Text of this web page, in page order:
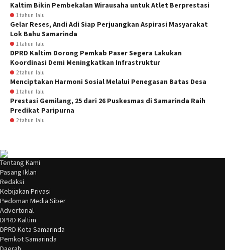
Kaltim Bikin Pembekalan Wirausaha untuk Atlet Berprestasi
1 tahun lalu
Gelar Reses, Andi Adi Siap Perjuangkan Aspirasi Masyarakat
Lok Bahu Samarinda
1 tahun lalu
DPRD Kaltim Dorong Pemkab Paser Segera Lakukan
Koordinasi Demi Meningkatkan Infrastruktur
2 tahun lalu
Menciptakan Harmoni Sosial Melalui Penegasan Batas Desa
1 tahun lalu
Prestasi Gemilang, 25 dari 26 Puskesmas di Samarinda Raih
Predikat Paripurna
2 tahun lalu
Tentang Kami
Pasang Iklan
Redaksi
Kebijakan Privasi
Pedoman Media Siber
Advertorial
DPRD Kaltim
DPRD Kota Samarinda
Pemkot Samarinda